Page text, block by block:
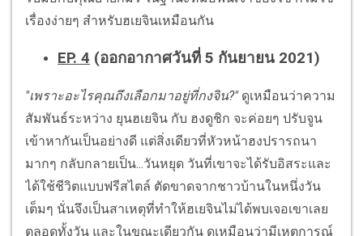
เรื่องง่ายๆ สำหรับฮเยจินเหมือนกัน
EP. 4 (ออกอากาศวันที่ 5 กันยายน 2021)
"เพราะอะไรคุณถึงเลือกมาอยู่ที่กงจิน?"ดูเหมือนว่าความ
สัมพันธ์ระหว่าง ยุนฮเยจิน กับ ฮงดูชิก จะค่อยๆ ปรับจูน
เข้าหากันเป็นอย่างดี แต่สิ่งเดียวที่หัวหน้าฮงปรารถนา
มากๆ กลับกลายเป็น...วันหยุด วันที่เขาจะได้รับอิสระและ
ได้ใช้ชีวิตแบบฟรีสไตล์ ตัดขาดจากชาวบ้านในหนึ่งวัน
เต็มๆ นั่นจึงเป็นสาเหตุที่ทำให้ฮเยจินไม่ได้พบเจอเขาเลย
ตลอดทั้งวัน และในขณะเดียวกัน ดูเหมือนว่ามีเหตุการณ์